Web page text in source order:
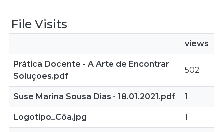
File Visits
views
Prática Docente - A Arte de Encontrar
Soluções.pdf
502
Suse Marina Sousa Dias - 18.01.2021.pdf 1
Logotipo_Côa.jpg 1